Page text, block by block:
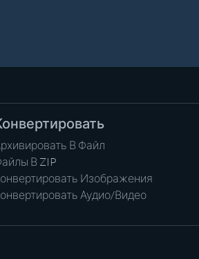
В Файл
В ZIP
Изображения
Аудио/Видео